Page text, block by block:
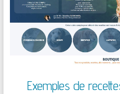
Exemples de